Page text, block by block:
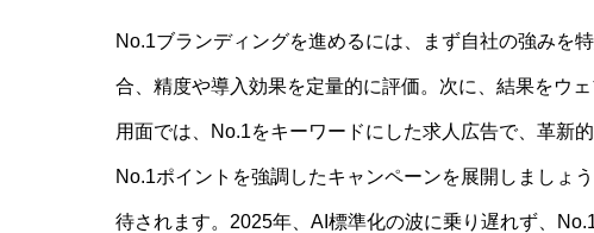
No.1ブランディングを進めるには、まず自社の強みを
合、精度や導入効果を定量的に評価。次に、結果をウ
用面では、No.1をキーワードにした求人広告で、革新
No.1ポイントを強調したキャンペーンを展開しましょ
待されます。2025年、AI標準化の波に乗り遅れず、